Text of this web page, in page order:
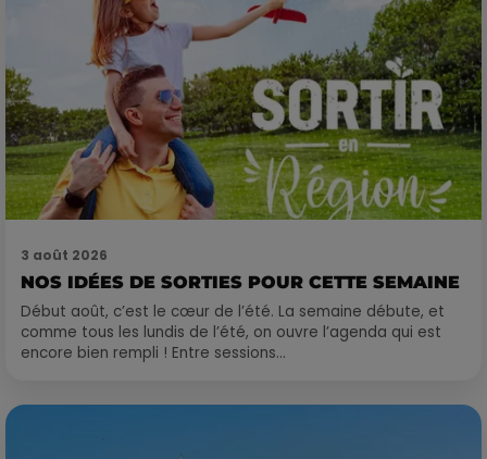
3 août 2026
NOS IDÉES DE SORTIES POUR CETTE SEMAINE
Début août, c’est le cœur de l’été. La semaine débute, et
comme tous les lundis de l’été, on ouvre l’agenda qui est
encore bien rempli ! Entre sessions...